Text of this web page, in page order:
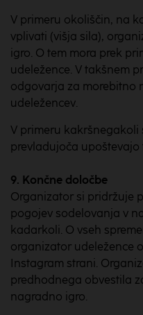
V primeru okoliščin, na
vplivati (višja sila),
igro. O tem mora prek
udeležence. V takšnem
odgovarja za morebitno
udeležencev.
V primeru kakršnegakoli
prevladujoča upoštevajo
9. Končne določbe
Organizator si pridržuje
pogojev sodelovanja v
kadarkoli. O vseh
organizator udeležence
Instagram strani.
predhodnega obvestila
nagradno igro.